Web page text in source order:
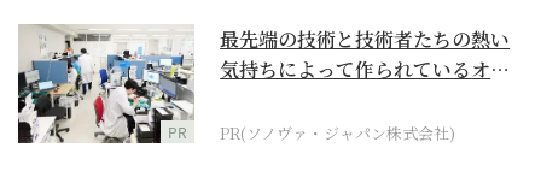
PR
最先端の技術と技術者たちの熱い
気持ちによって作られているオー
PR(ソノヴァ・ジャパン株式会社)